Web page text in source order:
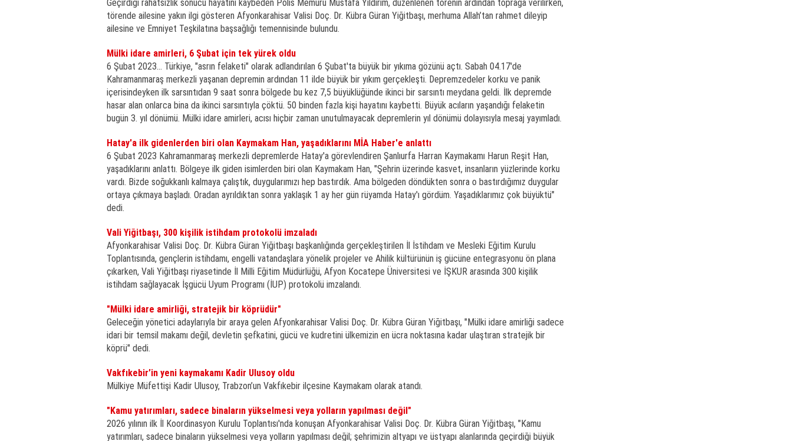
Geçirdiği rahatsızlık sonucu hayatını kaybeden Polis Memuru Mustafa Yıldırım, düzenlenen törenin ardından toprağa verilirken,
törende ailesine yakın ilgi gösteren Afyonkarahisar Valisi Doç. Dr. Kübra Güran Yiğitbaşı, merhuma Allah’tan rahmet dileyip
ailesine ve Emniyet Teşkilatına başsağlığı temennisinde bulundu.
Mülki idare amirleri, 6 Şubat için tek yürek oldu
6 Şubat 2023... Türkiye, "asrın felaketi" olarak adlandırılan 6 Şubat'ta büyük bir yıkıma gözünü açtı. Sabah 04.17'de
Kahramanmaraş merkezli yaşanan depremin ardından 11 ilde büyük bir yıkım gerçekleşti. Depremzedeler korku ve panik
içerisindeyken ilk sarsıntıdan 9 saat sonra bölgede bu kez 7,5 büyüklüğünde ikinci bir sarsıntı meydana geldi. İlk depremde
hasar alan onlarca bina da ikinci sarsıntıyla çöktü. 50 binden fazla kişi hayatını kaybetti. Büyük acıların yaşandığı felaketin
bugün 3. yıl dönümü. Mülki idare amirleri, acısı hiçbir zaman unutulmayacak depremlerin yıl dönümü dolayısıyla mesaj yayımladı.
Hatay'a ilk gidenlerden biri olan Kaymakam Han, yaşadıklarını MİA Haber'e anlattı
6 Şubat 2023 Kahramanmaraş merkezli depremlerde Hatay'a görevlendiren Şanlıurfa Harran Kaymakamı Harun Reşit Han,
yaşadıklarını anlattı. Bölgeye ilk giden isimlerden biri olan Kaymakam Han, "Şehrin üzerinde kasvet, insanların yüzlerinde korku
vardı. Bizde soğukkanlı kalmaya çalıştık, duygularımızı hep bastırdık. Ama bölgeden döndükten sonra o bastırdığımız duygular
ortaya çıkmaya başladı. Oradan ayrıldıktan sonra yaklaşık 1 ay her gün rüyamda Hatay'ı gördüm. Yaşadıklarımız çok büyüktü"
dedi.
Vali Yiğitbaşı, 300 kişilik istihdam protokolü imzaladı
Afyonkarahisar Valisi Doç. Dr. Kübra Güran Yiğitbaşı başkanlığında gerçekleştirilen İl İstihdam ve Mesleki Eğitim Kurulu
Toplantısında, gençlerin istihdamı, engelli vatandaşlara yönelik projeler ve Ahilik kültürünün iş gücüne entegrasyonu ön plana
çıkarken, Vali Yiğitbaşı riyasetinde İl Milli Eğitim Müdürlüğü, Afyon Kocatepe Üniversitesi ve İŞKUR arasında 300 kişilik
istihdam sağlayacak İşgücü Uyum Programı (İUP) protokolü imzalandı.
"Mülki idare amirliği, stratejik bir köprüdür"
Geleceğin yönetici adaylarıyla bir araya gelen Afyonkarahisar Valisi Doç. Dr. Kübra Güran Yiğitbaşı, "Mülki idare amirliği sadece
idari bir temsil makamı değil, devletin şefkatini, gücü ve kudretini ülkemizin en ücra noktasına kadar ulaştıran stratejik bir
köprü" dedi.
Vakfıkebir’in yeni kaymakamı Kadir Ulusoy oldu
Mülkiye Müfettişi Kadir Ulusoy, Trabzon’un Vakfıkebir ilçesine Kaymakam olarak atandı.
"Kamu yatırımları, sadece binaların yükselmesi veya yolların yapılması değil"
2026 yılının ilk İl Koordinasyon Kurulu Toplantısı'nda konuşan Afyonkarahisar Valisi Doç. Dr. Kübra Güran Yiğitbaşı, "Kamu
yatırımları, sadece binaların yükselmesi veya yolların yapılması değil; şehrimizin altyapı ve üstyapı alanlarında geçirdiği büyük